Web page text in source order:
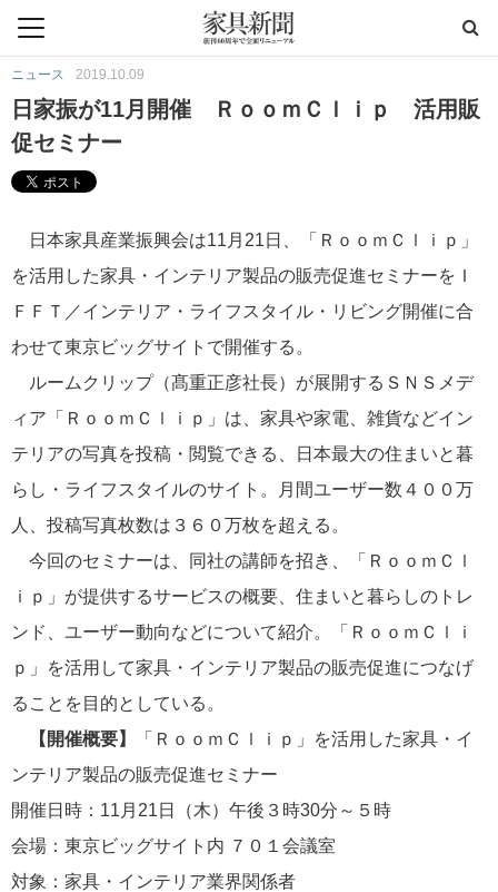
ニュース 2019.10.09
日家振が11月開催 ＲｏｏｍＣｌｉｐ 活用販
促セミナー
日本家具産業振興会は11月21日、「ＲｏｏｍＣｌｉｐ」
を活用した家具・インテリア製品の販売促進セミナーをＩ
ＦＦＴ／インテリア・ライフスタイル・リビング開催に合
わせて東京ビッグサイトで開催する。
ルームクリップ（髙重正彦社長）が展開するＳＮＳメデ
ィア「ＲｏｏｍＣｌｉｐ」は、家具や家電、雑貨などイン
テリアの写真を投稿・閲覧できる、日本最大の住まいと暮
らし・ライフスタイルのサイト。月間ユーザー数４００万
人、投稿写真枚数は３６０万枚を超える。
今回のセミナーは、同社の講師を招き、「ＲｏｏｍＣｌ
ｉｐ」が提供するサービスの概要、住まいと暮らしのトレ
ンド、ユーザー動向などについて紹介。「ＲｏｏｍＣｌｉ
ｐ」を活用して家具・インテリア製品の販売促進につなげ
ることを目的としている。
【開催概要】
「ＲｏｏｍＣｌｉｐ」を活用した家具・イ
ンテリア製品の販売促進セミナー
開催日時：11月21日（木）午後３時30分～５時
会場：東京ビッグサイト内 ７０１会議室
対象：家具・インテリア業界関係者